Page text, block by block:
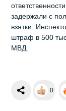
задержали с
взятки.
штраф в 500
МВД.
0